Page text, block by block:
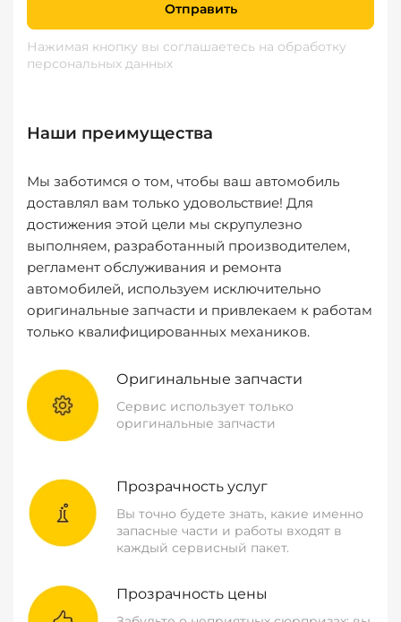
Отправить
Нажимая кнопку вы соглашаетесь на обработку
персональных данных
Наши преимущества
Мы заботимся о том, чтобы ваш автомобиль
доставлял вам только удовольствие! Для
достижения этой цели мы скрупулезно
выполняем, разработанный производителем,
регламент обслуживания и ремонта
автомобилей, используем исключительно
оригинальные запчасти и привлекаем к работам
только квалифицированных механиков.
Оригинальные запчасти
Сервис использует только
оригинальные запчасти
Прозрачность услуг
Вы точно будете знать, какие именно
запасные части и работы входят в
каждый сервисный пакет.
Прозрачность цены